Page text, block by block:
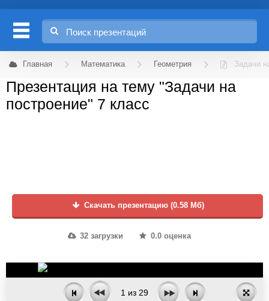
Главная Математика Геометрия Задачи
Презентация на тему "Задачи на
построение" 7 класс
Скачать презентацию (0.58 Мб)
32 загрузки 0.0 оценка
1 из 29